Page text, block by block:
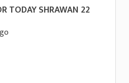
TODAY SHRAWAN 22